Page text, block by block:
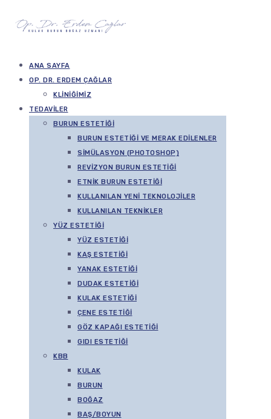
ANA SAYFA
OP. DR. ERDEM ÇAĞLAR
KLINIĞIMIZ
TEDAVILER
BURUN ESTETIĞI
BURUN ESTETIĞI VE MERAK EDILENLER
SIMÜLASYON (PHOTOSHOP)
REVIZYON BURUN ESTETIĞI
ETNIK BURUN ESTETIĞI
KULLANILAN YENI TEKNOLOJILER
KULLANILAN TEKNIKLER
YÜZ ESTETIĞI
YÜZ ESTETIĞI
KAŞ ESTETIĞI
YANAK ESTETIĞI
DUDAK ESTETIĞI
KULAK ESTETIĞI
ÇENE ESTETIĞI
GÖZ KAPAĞI ESTETIĞI
GIDI ESTETIĞI
KBB
KULAK
BURUN
BOĞAZ
BAŞ/BOYUN